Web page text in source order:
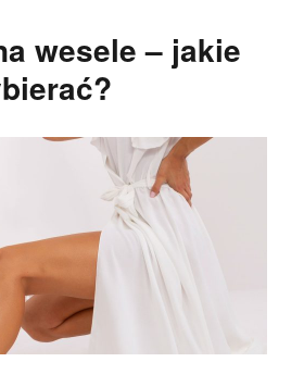
wesele – jakie